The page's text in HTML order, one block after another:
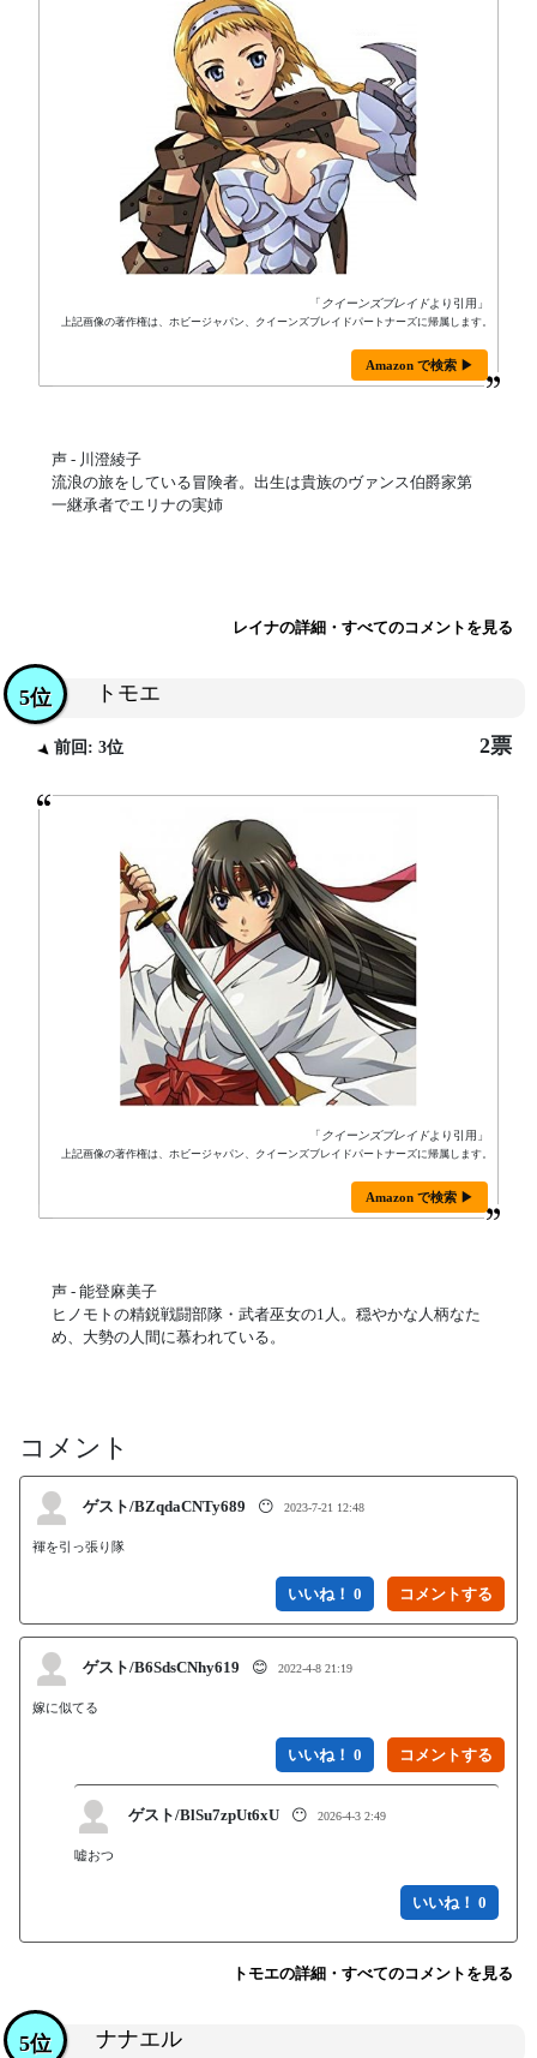
「 クイーンズブレイドより引用」
上記画像の著作権は、ホビージャパン、クイーンズブレイドパートナーズに帰属します。
Amazon で検索 ▶
声 - 川澄綾子
流浪の旅をしている冒険者。出生は貴族のヴァンス伯爵家第
一継承者でエリナの実姉
レイナの詳細・すべてのコメントを見る
トモエ
5位
前回: 3位 2票
「 クイーンズブレイドより引用」
上記画像の著作権は、ホビージャパン、クイーンズブレイドパートナーズに帰属します。
Amazon で検索 ▶
声 - 能登麻美子
ヒノモトの精鋭戦闘部隊・武者巫女の1人。穏やかな人柄なた
め、大勢の人間に慕われている。
コメント
ゲスト/BZqdaCNTy689 😶 2023-7-21 12:48
褌を引っ張り隊
いいね！ 0
ゲスト/B6SdsCNhy619 😊 2022-4-8 21:19
嫁に似てる
いいね！ 0
ゲスト/BlSu7zpUt6xU 😶 2026-4-3 2:49
嘘おつ
いいね！ 0
トモエの詳細・すべてのコメントを見る
ナナエル
5位